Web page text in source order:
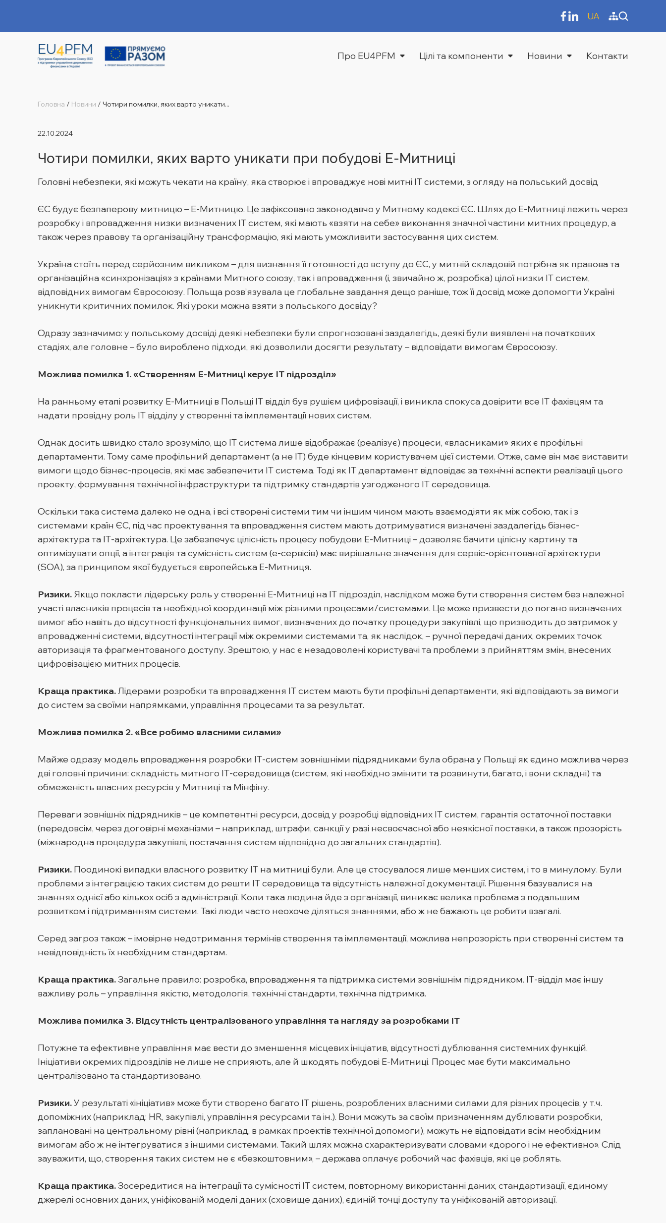
UA
Про EU4PFM Цілі та компоненти Новини Контакти
Головна / Новини / Чотири помилки, яких варто уникати...
22.10.2024
Чотири помилки, яких варто уникати при побудові Е-Митниці
Головні небезпеки, які можуть чекати на країну, яка створює і впроваджує нові митні ІТ системи, з огляду на польський досвід
ЄС будує безпаперову митницю – Е-Митницю. Це зафіксовано законодавчо у Митному кодексі ЄС. Шлях до Е-Митниці лежить через
розробку і впровадження низки визначених ІТ систем, які мають «взяти на себе» виконання значної частини митних процедур, а
також через правову та організаційну трансформацію, які мають уможливити застосування цих систем.
Україна стоїть перед серйозним викликом – для визнання її готовності до вступу до ЄС, у митній складовій потрібна як правова та
організаційна «синхронізація» з країнами Митного союзу, так і впровадження (і, звичайно ж, розробка) цілої низки ІТ систем,
відповідних вимогам Євросоюзу. Польща розв’язувала це глобальне завдання дещо раніше, тож її досвід може допомогти Україні
уникнути критичних помилок. Які уроки можна взяти з польського досвіду?
Одразу зазначимо: у польському досвіді деякі небезпеки були спрогнозовані заздалегідь, деякі були виявлені на початкових
стадіях, але головне – було вироблено підходи, які дозволили досягти результату – відповідати вимогам Євросоюзу.
Можлива помилка 1. «Створенням Е-Митниці керує ІТ підрозділ»
На ранньому етапі розвитку Е-Митниці в Польщі ІТ відділ був рушієм цифровізації, і виникла спокуса довірити все ІТ фахівцям та
надати провідну роль ІТ відділу у створенні та імплементації нових систем.
Однак досить швидко стало зрозуміло, що ІТ система лише відображає (реалізує) процеси, «власниками» яких є профільні
департаменти. Тому саме профільний департамент (а не ІТ) буде кінцевим користувачем цієї системи. Отже, саме він має виставити
вимоги щодо бізнес-процесів, які має забезпечити ІТ система. Тоді як ІТ департамент відповідає за технічні аспекти реалізації цього
проекту, формування технічної інфраструктури та підтримку стандартів узгодженого ІТ середовища.
Оскільки така система далеко не одна, і всі створені системи тим чи іншим чином мають взаємодіяти як між собою, так і з
системами країн ЄС, під час проектування та впровадження систем мають дотримуватися визначені заздалегідь бізнес-
архітектура та ІТ-архітектура. Це забезпечує цілісність процесу побудови Е-Митниці – дозволяє бачити цілісну картину та
оптимізувати опції, а інтеграція та сумісність систем (е-сервісів) має вирішальне значення для сервіс-орієнтованої архітектури
(SOA), за принципом якої будується європейська Е-Митниця.
Ризики. Якщо покласти лідерську роль у створенні Е-Митниці на ІТ підрозділ, наслідком може бути створення систем без належної
участі власників процесів та необхідної координації між різними процесами/системами. Це може призвести до погано визначених
вимог або навіть до відсутності функціональних вимог, визначених до початку процедури закупівлі, що призводить до затримок у
впровадженні системи, відсутності інтеграції між окремими системами та, як наслідок, – ручної передачі даних, окремих точок
авторизація та фрагментованого доступу. Зрештою, у нас є незадоволені користувачі та проблеми з прийняттям змін, внесених
цифровізацією митних процесів.
Краща практика.Лідерами розробки та впровадження ІТ систем мають бути профільні департаменти, які відповідають за вимоги
до систем за своїми напрямками, управління процесами та за результат.
Можлива помилка 2. «Все робимо власними силами»
Майже одразу модель впровадження розробки ІТ-систем зовнішніми підрядниками була обрана у Польщі як єдино можлива через
дві головні причини: складність митного ІТ-середовища (систем, які необхідно змінити та розвинути, багато, і вони складні) та
обмеженість власних ресурсів у Митниці та Мінфіну.
Переваги зовнішніх підрядників – це компетентні ресурси, досвід у розробці відповідних ІТ систем, гарантія остаточної поставки
(передовсім, через договірні механізми – наприклад, штрафи, санкції у разі несвоєчасної або неякісної поставки, а також прозорість
(міжнародна процедура закупівлі, постачання систем відповідно до загальних стандартів).
Ризики. Поодинокі випадки власного розвитку ІТ на митниці були. Але це стосувалося лише менших систем, і то в минулому. Були
проблеми з інтеграцією таких систем до решти ІТ середовища та відсутність належної документації. Рішення базувалися на
знаннях однієї або кількох осіб з адміністрації. Коли така людина йде з організації, виникає велика проблема з подальшим
розвитком і підтриманням системи. Такі люди часто неохоче діляться знаннями, або ж не бажають це робити взагалі.
Серед загроз також – імовірне недотримання термінів створення та імплементації, можлива непрозорість при створенні систем та
невідповідність їх необхідним стандартам.
Краща практика.Загальне правило: розробка, впровадження та підтримка системи зовнішнім підрядником. ІТ-відділ має іншу
важливу роль – управління якістю, методологія, технічні стандарти, технічна підтримка.
Можлива помилка 3. Відсутність централізованого управління та нагляду за розробками ІТ
Потужне та ефективне управління має вести до зменшення місцевих ініціатив, відсутності дублювання системних функцій.
Ініціативи окремих підрозділів не лише не сприяють, але й шкодять побудові Е-Митниці. Процес має бути максимально
централізовано та стандартизовано.
Ризики.У результаті «ініціатив» може бути створено багато ІТ рішень, розроблених власними силами для різних процесів, у т.ч.
допоміжних (наприклад: HR, закупівлі, управління ресурсами та ін.). Вони можуть за своїм призначенням дублювати розробки,
заплановані на центральному рівні (наприклад, в рамках проектів технічної допомоги), можуть не відповідати всім необхідним
вимогам або ж не інтегруватися з іншими системами. Такий шлях можна схарактеризувати словами «дорого і не ефективно». Слід
зауважити, що, створення таких систем не є «безкоштовним», – держава оплачує робочий час фахівців, які це роблять.
Краща практика.Зосередитися на: інтеграції та сумісності ІТ систем, повторному використанні даних, стандартизації, єдиному
джерелі основних даних, уніфікованій моделі даних (сховище даних), єдиній точці доступу та уніфікованій авторизацї.